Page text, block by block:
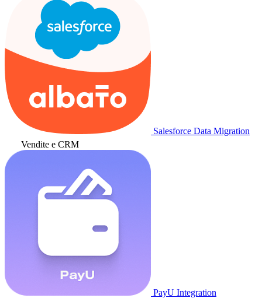
Salesforce Data Migration
Vendite e CRM
PayU Integration